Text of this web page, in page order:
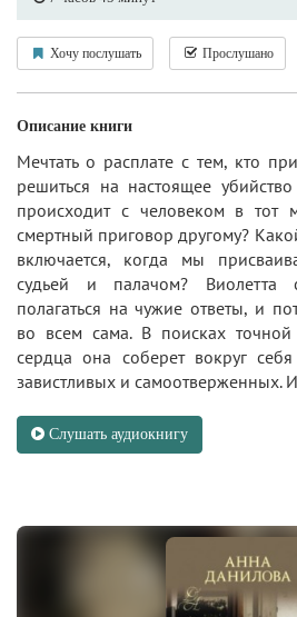
Хочу послушать Прослушано
Описание книги
Мечтать о расплате с тем, кто
решиться на настоящее
происходит с человеком в тот
смертный приговор другому?
включается, когда мы
судьей и палачом?
полагаться на чужие ответы, и
во всем сама. В поисках
сердца она соберет вокруг
завистливых и самоотверженных.
Слушать аудиокнигу